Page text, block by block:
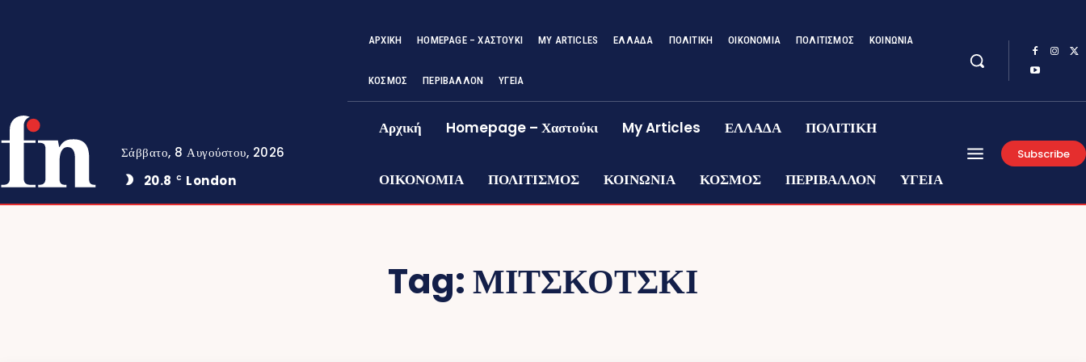
Σάββατο, 8 Αυγούστου, 2026
20.8
C London
ΑΡΧΙΚΉ HOMEPAGE – ΧΑΣΤΟΎΚΙ MY ARTICLES ΕΛΛΑΔΑ ΠΟΛΙΤΙΚΗ ΟΙΚΟΝΟΜΙΑ ΠΟΛΙΤΙΣΜΟΣ ΚΟΙΝΩΝΙΑ
ΚΟΣΜΟΣ ΠΕΡΙΒΑΛΛΟΝ ΥΓΕΙΑ
Αρχική Homepage – Χαστούκι My Articles ΕΛΛΑΔΑ ΠΟΛΙΤΙΚΗ
ΟΙΚΟΝΟΜΙΑ ΠΟΛΙΤΙΣΜΟΣ ΚΟΙΝΩΝΙΑ ΚΟΣΜΟΣ ΠΕΡΙΒΑΛΛΟΝ ΥΓΕΙΑ
Subscribe
Tag:ΜΙΤΣΚΟΤΣΚΙ